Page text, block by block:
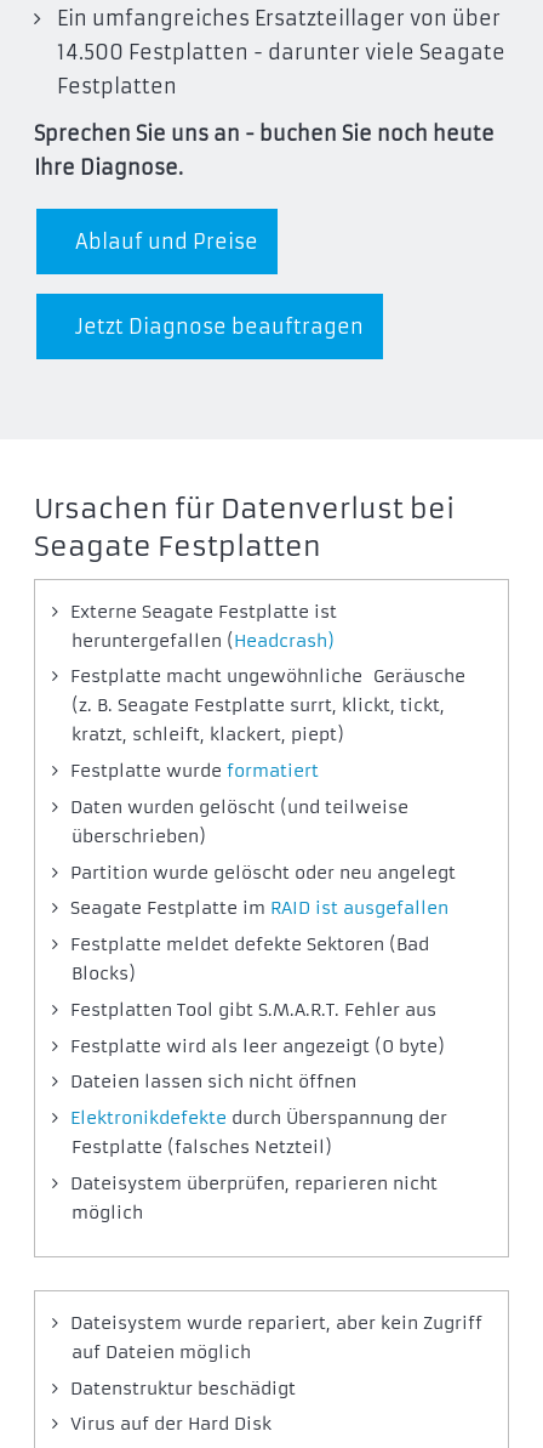
Ein umfangreiches Ersatzteillager von über
14.500 Festplatten - darunter viele Seagate
Festplatten
Sprechen Sie uns an - buchen Sie noch heute
Ihre Diagnose.
Ablauf und Preise
Jetzt Diagnose beauftragen
Ursachen für Datenverlust bei
Seagate Festplatten
Externe Seagate Festplatte ist
heruntergefallen (Headcrash)
Festplatte macht ungewöhnliche Geräusche
(z. B. Seagate Festplatte surrt, klickt, tickt,
kratzt, schleift, klackert, piept)
Festplatte wurdeformatiert
Daten wurden gelöscht (und teilweise
überschrieben)
Partition wurde gelöscht oder neu angelegt
Seagate Festplatte im RAID ist ausgefallen
Festplatte meldet defekte Sektoren (Bad
Blocks)
Festplatten Tool gibt S.M.A.R.T. Fehler aus
Festplatte wird als leer angezeigt (0 byte)
Dateien lassen sich nicht öffnen
Elektronikdefekte durch Überspannung der
Festplatte (falsches Netzteil)
Dateisystem überprüfen, reparieren nicht
möglich
Dateisystem wurde repariert, aber kein Zugriff
auf Dateien möglich
Datenstruktur beschädigt
Virus auf der Hard Disk